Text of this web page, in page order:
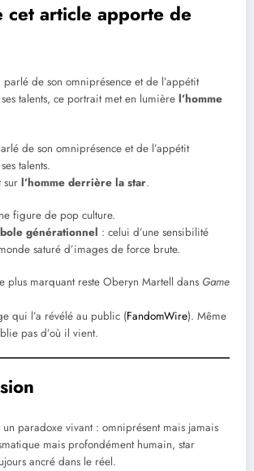
cet article apporte de
parlé de son omniprésence et de l’appétit
talents, ce portrait met en lumière l’homme
de son omniprésence et de l’appétit
talents.
sur l’homme derrière la star.
figure de pop culture.
générationnel : celui d’une sensibilité
saturé d’images de force brute.
plus marquant reste Oberyn Martell dans Game
qui l’a révélé au public (FandomWire). Même
pas d’où il vient.
un paradoxe vivant : omniprésent mais jamais
mais profondément humain, star
ancré dans le réel.